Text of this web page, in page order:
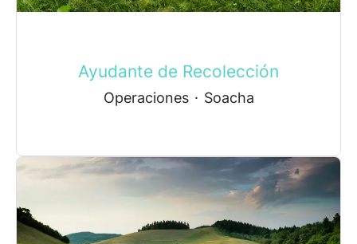
Ayudante de Recolección
Operaciones · Soacha